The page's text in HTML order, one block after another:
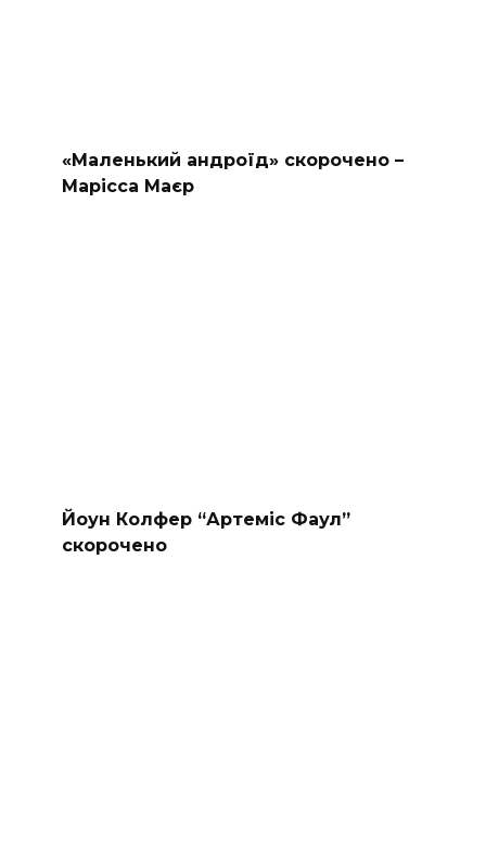
«Маленький андроїд» скорочено –
Марісса Маєр
Йоун Колфер “Артеміс Фаул”
скорочено